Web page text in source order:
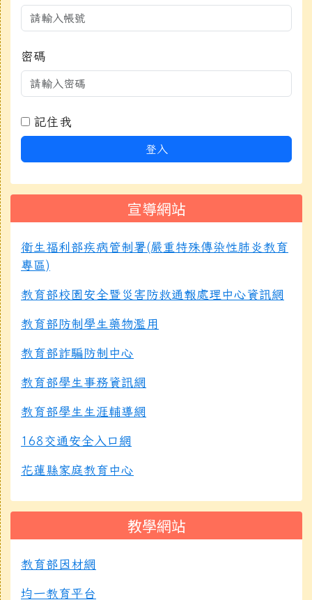
密碼
記住我
登入
宣導網站
衛生福利部疾病管制署(嚴重特殊傳染性肺炎教育
專區)
教育部校園安全暨災害防救通報處理中心資訊網
教育部防制學生藥物濫用
教育部詐騙防制中心
教育部學生事務資訊網
教育部學生生涯輔導網
168交通安全入口網
花蓮縣家庭教育中心
教學網站
教育部因材網
均一教育平台